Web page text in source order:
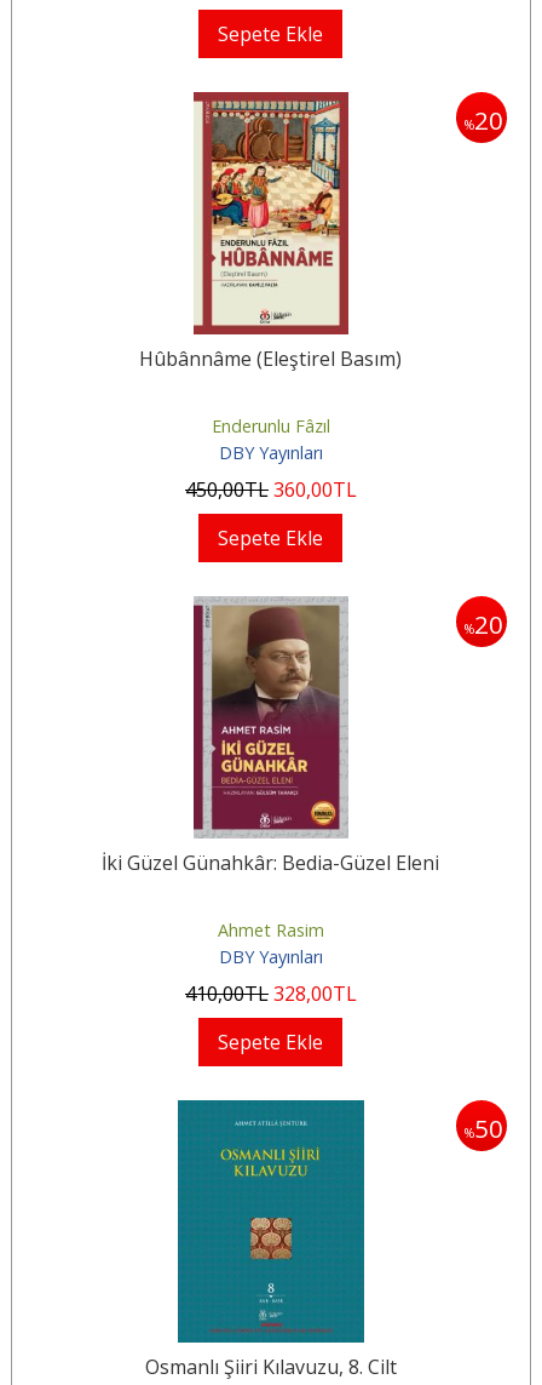
Sepete Ekle
%20
Hûbânnâme (Eleştirel Basım)
Enderunlu Fâzıl
DBY Yayınları
450,00TL360,00TL
Sepete Ekle
%20
İki Güzel Günahkâr: Bedia-Güzel Eleni
Ahmet Rasim
DBY Yayınları
410,00TL328,00TL
Sepete Ekle
%50
Osmanlı Şiiri Kılavuzu, 8. Cilt